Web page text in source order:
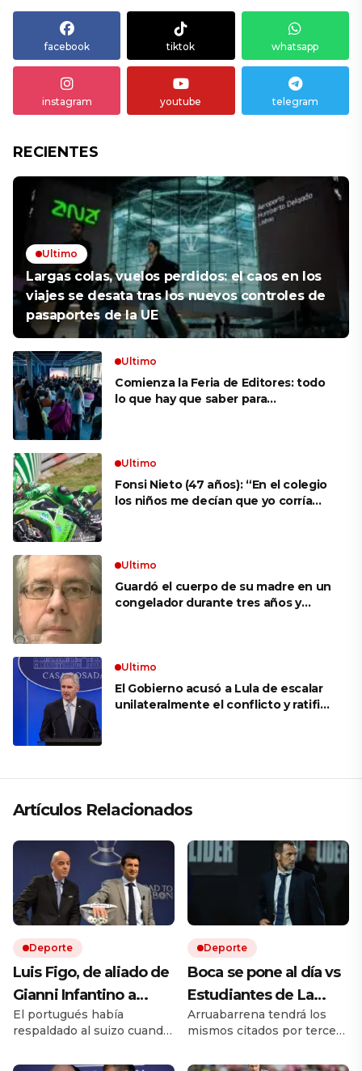
facebook tiktok whatsapp
instagram youtube telegram
RECIENTES
Ultimo
Largas colas, vuelos perdidos: el caos en los
viajes se desata tras los nuevos controles de
pasaportes de la UE
Ultimo
Comienza la Feria de Editores: todo
lo que hay que saber para
Ultimo
Fonsi Nieto (47 años): “En el colegio
los niños me decían que yo corría
Ultimo
Guardó el cuerpo de su madre en un
congelador durante tres años y
Ultimo
El Gobierno acusó a Lula de escalar
unilateralmente el conflicto y ratificó
Artículos Relacionados
Deporte
Luis Figo, de aliado de
Gianni Infantino a
pedir su renuncia: la
durísima carta que
sacude a la FIFA
El portugués había
respaldado al suizo cuando
FIFA en 2016. Diez años
Deporte
Boca se pone al día vs
Estudiantes de La
Plata, sin Muslera, y
busca su primera
victoria en el Torneo
Arruabarrena tendrá los
mismos citados por tercer
el torneo local. Quién es el